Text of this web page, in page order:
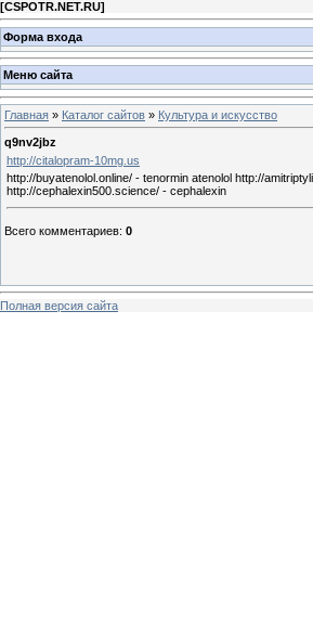
[CSPOTR.NET.RU]
Форма входа
Меню сайта
Главная » Каталог сайтов » Культура и искусство
q9nv2jbz
http://citalopram-10mg.us
http://buyatenolol.online/ - tenormin atenolol http://
http://cephalexin500.science/ - cephalexin
Всего комментариев: 0
Полная версия сайта